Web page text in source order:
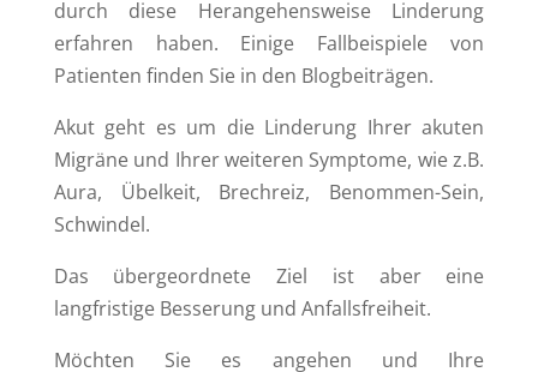
durch diese Herangehensweise Linderung
erfahren haben. Einige Fallbeispiele von
Patienten finden Sie in den Blogbeiträgen.
Akut geht es um die Linderung Ihrer akuten
Migräne und Ihrer weiteren Symptome, wie z.B.
Aura, Übelkeit, Brechreiz, Benommen-Sein,
Schwindel.
Das übergeordnete Ziel ist aber eine
langfristige Besserung und Anfallsfreiheit.
Möchten Sie es angehen und Ihre